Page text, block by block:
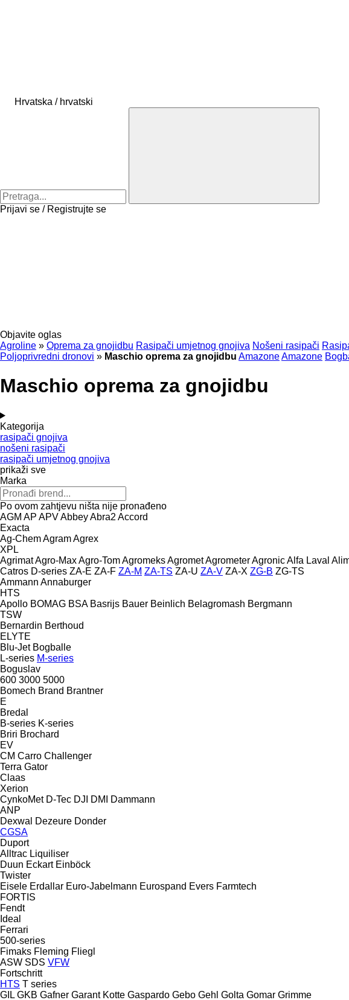
Hrvatska / hrvatski
Prijavi se / Registrujte se
Objavite oglas
Agroline » Oprema za gnojidbu Rasipači umjetnog gnojiva Nošeni rasipači
Poljoprivredni dronovi » Maschio oprema za gnojidbu AmazoneAmazone
Maschio oprema za gnojidbu
Kategorija
rasipači gnojiva
nošeni rasipači
rasipači umjetnog gnojiva
prikaži sve
Marka
Po ovom zahtjevu ništa nije pronađeno
AGM AP APVAbbeyAbra2 Accord
Exacta
Ag-ChemAgramAgrex
XPL
AgrimatAgro-MaxAgro-TomAgromeksAgrometAgrometerAgronicAlfa Laval
Catros D-series ZA-E ZA-F ZA-M ZA-TS ZA-U ZA-V ZA-X ZG-B ZG-TS
Ammann Annaburger
HTS
Apollo BOMAG BSA Basrijs Bauer Beinlich Belagromash Bergmann
TSW
Bernardin Berthoud
ELYTE
Blu-Jet Bogballe
L-series M-series
Boguslav
600 3000 5000
Bomech Brand Brantner
E
Bredal
B-series K-series
Briri Brochard
EV
CM Carro Challenger
Terra Gator
Claas
Xerion
CynkoMet D-Tec DJI DMI
Dammann
ANP
Dexwal
Dezeure Donder
CGSA
Duport
Alltrac Liquiliser
Duun Eckart Einböck
Twister
Eisele Erdallar Euro-Jabelmann Eurospand Evers Farmtech
FORTIS
Fendt
Ideal
Ferrari
500-series
Fimaks Fleming Fliegl
ASW SDS VFW
Fortschritt
HTS T series
GIL GKB Gafner Garant Kotte Gaspardo Gebo Gehl Golta Gomar Grimme